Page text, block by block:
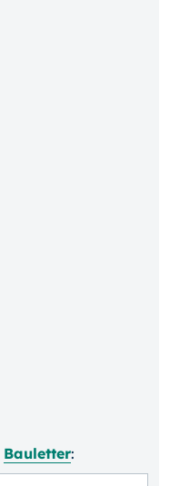
Bauletter: